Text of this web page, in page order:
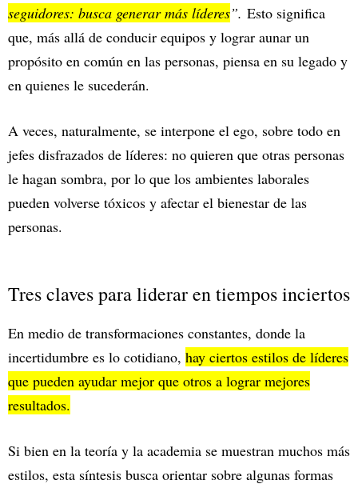
seguidores: busca generar más líderes”. Esto significa
que, más allá de conducir equipos y lograr aunar un
propósito en común en las personas, piensa en su legado y
en quienes le sucederán.
A veces, naturalmente, se interpone el ego, sobre todo en
jefes disfrazados de líderes: no quieren que otras personas
le hagan sombra, por lo que los ambientes laborales
pueden volverse tóxicos y afectar el bienestar de las
personas.
Tres claves para liderar en tiempos inciertos
En medio de transformaciones constantes, donde la
incertidumbre es lo cotidiano, hay ciertos estilos de líderes
que pueden ayudar mejor que otros a lograr mejores
resultados.
Si bien en la teoría y la academia se muestran muchos más
estilos, esta síntesis busca orientar sobre algunas formas